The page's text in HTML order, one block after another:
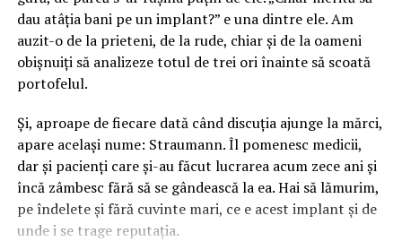
spune alta
Rapoartele de industrie măsoară tranzacții, nu
vizibilitate. Un business de cartier care își printează un
banner și îl agață pe propria fațadă nu generează nicio
linie într-un studiu de piață, deși generează exact ce
contează, expunere zilnică repetată în fața publicului
potrivit. Diferența dintre cele două lumi e atât de mare
încât concluziile trase pentru una nu se aplică celeilalte.
Ce s-a schimbat cu adevărat e componenta digitală.
dau atâția bani pe un implant?” e una dintre ele. Am
auzit-o de la prieteni, de la rude, chiar și de la oameni
obișnuiți să analizeze totul de trei ori înainte să scoată
portofelul.
Și, aproape de fiecare dată când discuția ajunge la mărci,
apare același nume: Straumann. Îl pomenesc medicii,
dar și pacienți care și-au făcut lucrarea acum zece ani și
încă zâmbesc fără să se gândească la ea. Hai să lămurim,
pe îndelete și fără cuvinte mari, ce e acest implant și de
unde i se trage reputația.